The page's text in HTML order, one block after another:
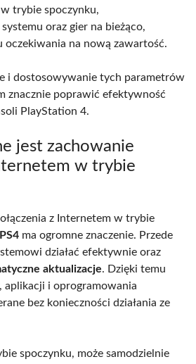
trybie spoczynku,
oraz gier na bieżąco,
oczekiwania na nową zawartość.
i dostosowywanie tych parametrów
znacznie poprawić efektywność
PlayStation 4.
jest zachowanie
w trybie
z Internetem w trybie
PS4 ma ogromne znaczenie. Przede
działać efektywnie oraz
aktualizacje. Dzięki temu
aplikacji i oprogramowania
bez konieczności działania ze
spoczynku, może samodzielnie